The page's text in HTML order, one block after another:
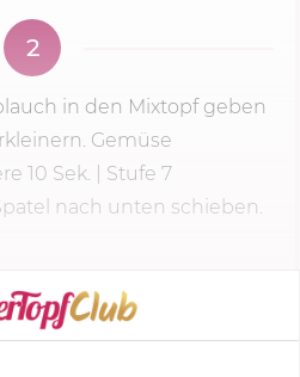
2
in den Mixtopf geben
Gemüse
10 Sek. | Stufe 7
nach unten schieben.
STARTEN